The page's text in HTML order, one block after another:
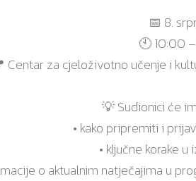
📅 8.
🕙 10:00
Centar za cjeloživotno učenje i
💡 Sudionici će
• kako pripremiti i
• ključne korake
o aktualnim natječajima u